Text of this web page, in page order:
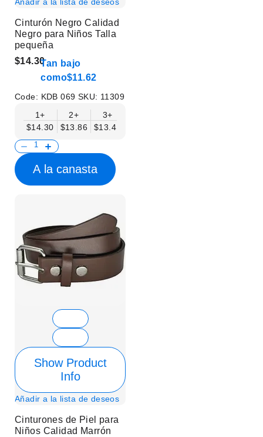
Cinturón Negro Calidad
Negro para Niños Talla
pequeña
$14.30Tan bajo
como$11.62
Code: KDB 069 SKU: 11309
1+
$14.30
2+
$13.86
3+
$13.41
A la canasta
Show Product
Info
Añadir a la lista de deseos
Cinturones de Piel para
Niños Calidad Marrón